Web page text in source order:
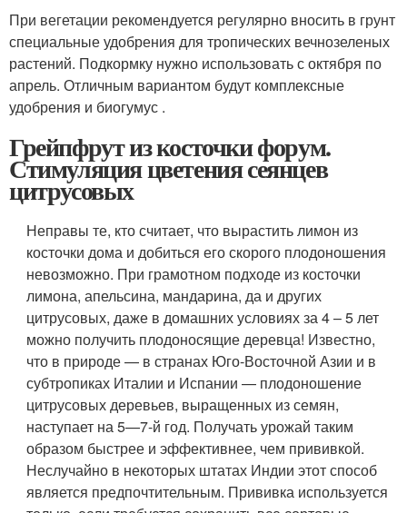
При вегетации рекомендуется регулярно вносить в грунт
специальные удобрения для тропических вечнозеленых
растений. Подкормку нужно использовать с октября по
апрель. Отличным вариантом будут комплексные
удобрения и биогумус .
Грейпфрут из косточки форум.
Стимуляция цветения сеянцев
цитрусовых
Неправы те, кто считает, что вырастить лимон из
косточки дома и добиться его скорого плодоношения
невозможно. При грамотном подходе из косточки
лимона, апельсина, мандарина, да и других
цитрусовых, даже в домашних условиях за 4 – 5 лет
можно получить плодоносящие деревца! Известно,
что в природе — в странах Юго-Восточной Азии и в
субтропиках Италии и Испании — плодоношение
цитрусовых деревьев, выращенных из семян,
наступает на 5—7-й год. Получать урожай таким
образом быстрее и эффективнее, чем прививкой.
Неслучайно в некоторых штатах Индии этот способ
является предпочтительным. Прививка используется